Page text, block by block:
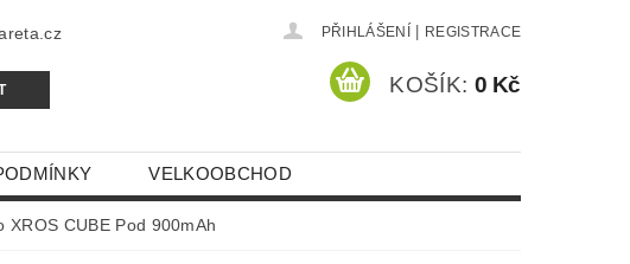
PŘIHLÁŠENÍ REGISTRACE
KOŠÍK: 0 Kč
VELKOOBCHOD
XROS CUBE Pod 900mAh